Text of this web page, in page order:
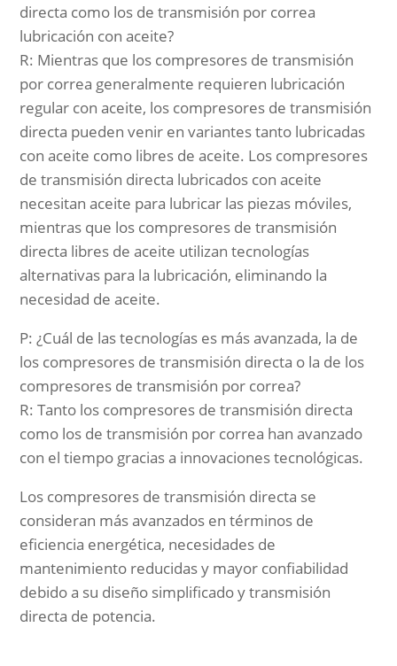
directa como los de transmisión por correa
lubricación con aceite?
R: Mientras que los compresores de transmisión
por correa generalmente requieren lubricación
regular con aceite, los compresores de transmisión
directa pueden venir en variantes tanto lubricadas
con aceite como libres de aceite. Los compresores
de transmisión directa lubricados con aceite
necesitan aceite para lubricar las piezas móviles,
mientras que los compresores de transmisión
directa libres de aceite utilizan tecnologías
alternativas para la lubricación, eliminando la
necesidad de aceite.
P: ¿Cuál de las tecnologías es más avanzada, la de
los compresores de transmisión directa o la de los
compresores de transmisión por correa?
R: Tanto los compresores de transmisión directa
como los de transmisión por correa han avanzado
con el tiempo gracias a innovaciones tecnológicas.
Los compresores de transmisión directa se
consideran más avanzados en términos de
eficiencia energética, necesidades de
mantenimiento reducidas y mayor confiabilidad
debido a su diseño simplificado y transmisión
directa de potencia.